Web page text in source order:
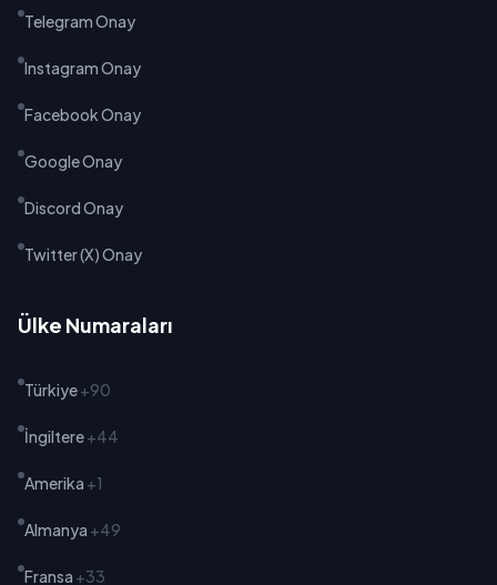
Telegram Onay
Instagram Onay
Facebook Onay
Google Onay
Discord Onay
Twitter (X) Onay
Ülke Numaraları
Türkiye+90
İngiltere+44
Amerika +1
Almanya +49
Fransa +33